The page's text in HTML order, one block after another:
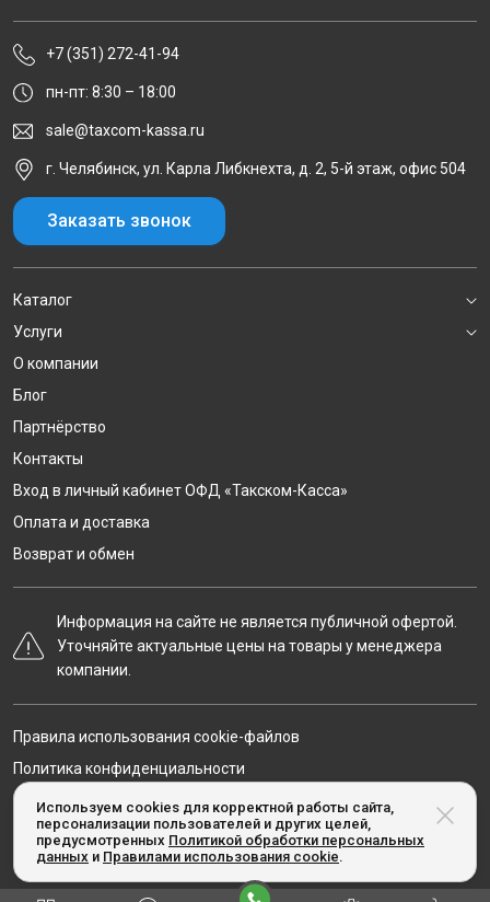
Используем cookies для корректной работы сайта,
персонализации пользователей и других целей,
предусмотренных Политикой обработки персональных
данных и Правилами использования cookie.
+7 (351) 272-41-94
пн-пт: 8:30 – 18:00
sale@taxcom-kassa.ru
г. Челябинск, ул. Карла Либкнехта, д. 2, 5-й этаж, офис 504
Заказать звонок
Каталог
Услуги
О компании
Блог
Партнёрство
Контакты
Вход в личный кабинет ОФД «Такском-Касса»
Оплата и доставка
Возврат и обмен
Информация на сайте не является публичной офертой.
Уточняйте актуальные цены на товары у менеджера
компании.
© Taxcom-kassa.ru, 2020-2026
Правила использования cookie-файлов
Политика конфиденциальности
Карта сайта